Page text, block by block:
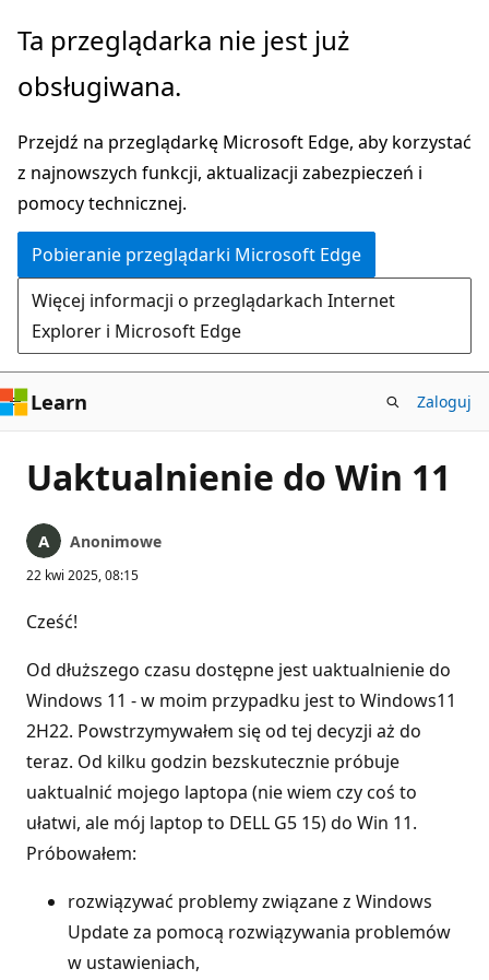
Przejdź
głównej
Ta przeglądarka nie jest już
obsługiwana.
Przejdź na przeglądarkę Microsoft Edge, aby korzystać
z najnowszych funkcji, aktualizacji zabezpieczeń i
pomocy technicznej.
Pobieranie przeglądarki Microsoft Edge
Więcej informacji o przeglądarkach Internet
Explorer i Microsoft Edge
Learn Zaloguj
Uaktualnienie do Win 11
Anonimowe
22 kwi 2025, 08:15
Cześć!
Od dłuższego czasu dostępne jest uaktualnienie do
Windows 11 - w moim przypadku jest to Windows11
2H22. Powstrzymywałem się od tej decyzji aż do
teraz. Od kilku godzin bezskutecznie próbuje
uaktualnić mojego laptopa (nie wiem czy coś to
ułatwi, ale mój laptop to DELL G5 15) do Win 11.
Próbowałem:
rozwiązywać problemy związane z Windows
Update za pomocą rozwiązywania problemów
w ustawieniach,